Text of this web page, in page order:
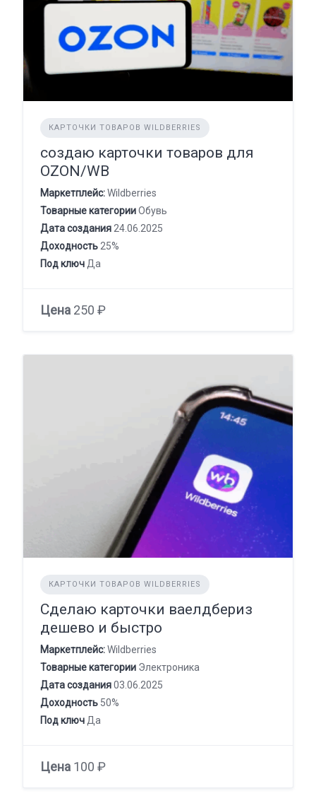
КАРТОЧКИ ТОВАРОВ WILDBERRIES
создаю карточки товаров для
OZON/WB
Маркетплейс:Wildberries
Товарные категорииОбувь
Дата создания24.06.2025
Доходность25%
Под ключДа
Цена 250 ₽
КАРТОЧКИ ТОВАРОВ WILDBERRIES
Сделаю карточки ваелдбериз
дешево и быстро
Маркетплейс:Wildberries
Товарные категории Электроника
Дата создания03.06.2025
Доходность 50%
Под ключ Да
Цена 100 ₽